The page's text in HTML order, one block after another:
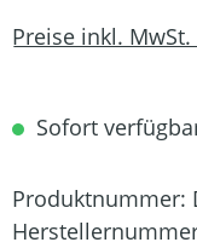
Preise inkl.
Sofort
Produktnummer: